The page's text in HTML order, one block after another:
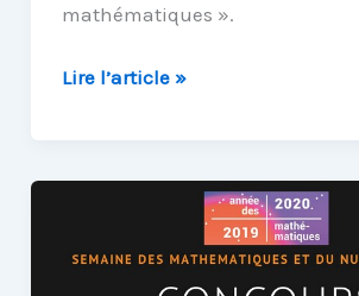
mathématiques ».
M@ths
une
Lire l’article »